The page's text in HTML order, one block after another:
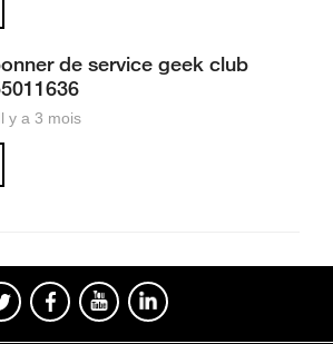
de service geek club
y a 3 mois